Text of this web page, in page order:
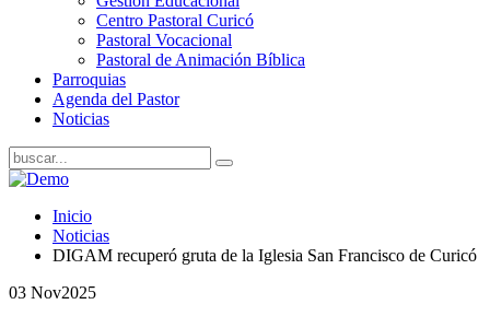
Centro Pastoral Curicó
Pastoral Vocacional
Pastoral de Animación Bíblica
Parroquias
Agenda del Pastor
Noticias
Inicio
Noticias
DIGAM recuperó gruta de la Iglesia San Francisco de Curicó
03 Nov2025